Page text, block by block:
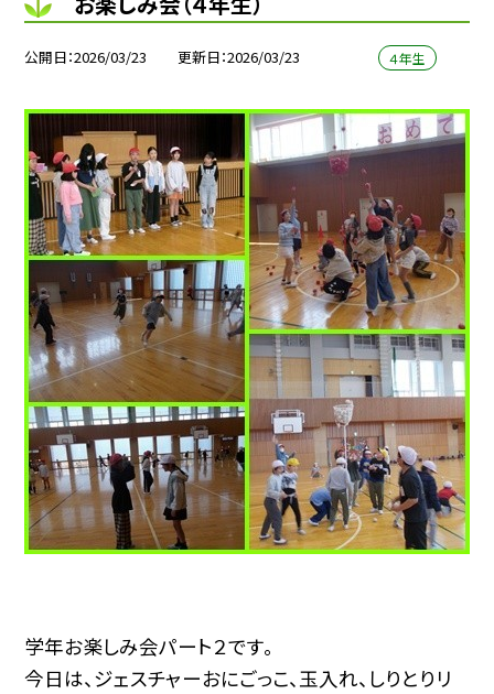
公開日 2026/03/23 更新日 2026/03/23 ４年生
学年お楽しみ会パート２です。
今日は、ジェスチャーおにごっこ、玉入れ、しりとりリ